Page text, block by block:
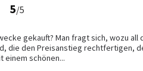
5/5
gekauft? Man fragt sich, wozu
die den Preisanstieg rechtfertigen,
einem schönen...